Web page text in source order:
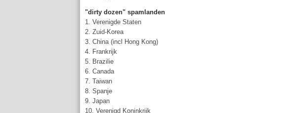
"dirty dozen" spamlanden
1. Verenigde Staten
2. Zuid-Korea
3. China (incl Hong Kong)
4. Frankrijk
5. Brazilie
6. Canada
7. Taiwan
8. Spanje
9. Japan
10. Verenigd Koninkrijk